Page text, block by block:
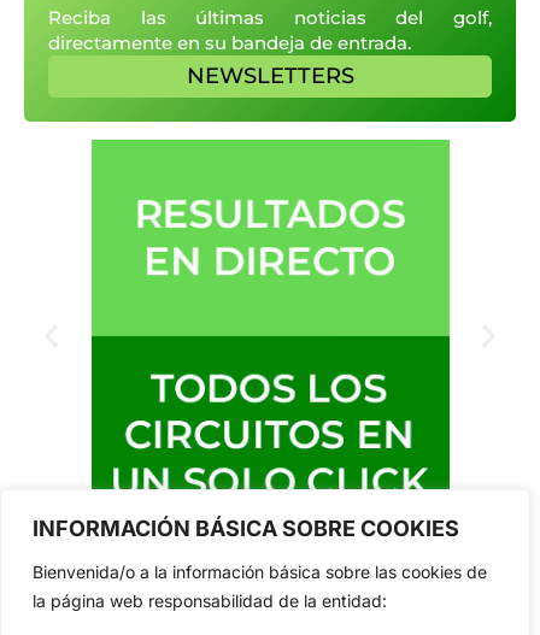
INFORMACIÓN BÁSICA SOBRE COOKIES
Bienvenida/o a la información básica sobre las cookies de
la página web responsabilidad de la entidad:
Reciba las últimas noticias del golf,
directamente en su bandeja de entrada.
NEWSLETTERS